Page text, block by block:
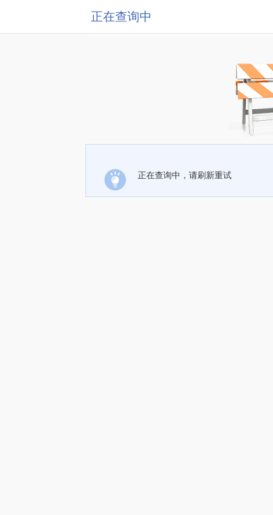
正在查询中
正在查询中，请刷新重试